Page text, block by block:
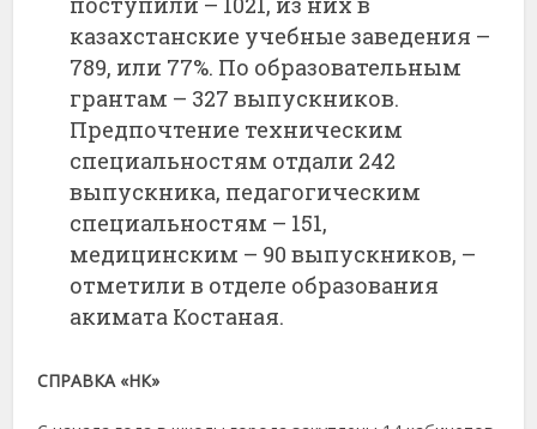
казахстанские учебные заведения –
789, или 77%. По образовательным
грантам – 327 выпускников.
Предпочтение техническим
специальностям отдали 242
выпускника, педагогическим
специальностям – 151,
медицинским – 90 выпускников, –
отметили в отделе образования
акимата Костаная.
СПРАВКА «НК»